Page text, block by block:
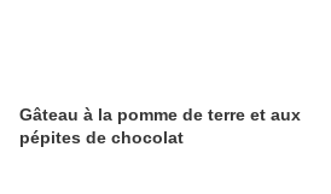
Gâteau à la pomme de terre et aux
pépites de chocolat